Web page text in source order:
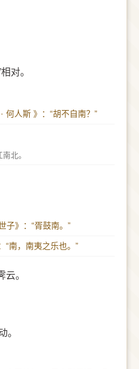
相对。
· 何人斯 》：“胡不自南？”
北。
子》：“胥鼓南。”
“南，南夷之乐也。”
云。
。